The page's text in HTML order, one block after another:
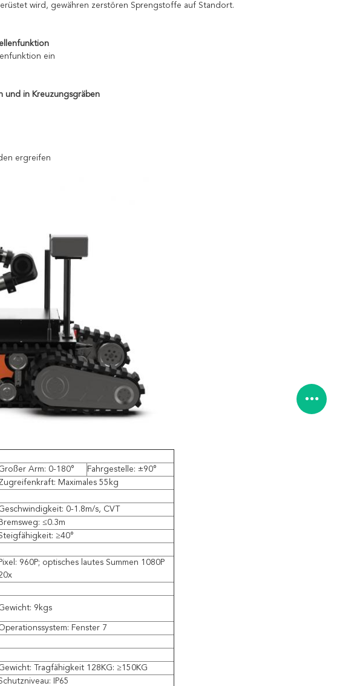
wird, gewähren zerstören Sprengstoffe auf Standort.
ein
und in Kreuzungsgräben
ergreifen
Arm: 0-180°
Fahrgestelle: ±90°
Maximales 55kg
0-1.8m/s, CVT
Bremsweg: ≤0.3m
≥40°
Pixel: 960P; optisches lautes Summen 1080P
9kgs
Fenster 7
Tragfähigkeit 128KG: ≥150KG
IP65